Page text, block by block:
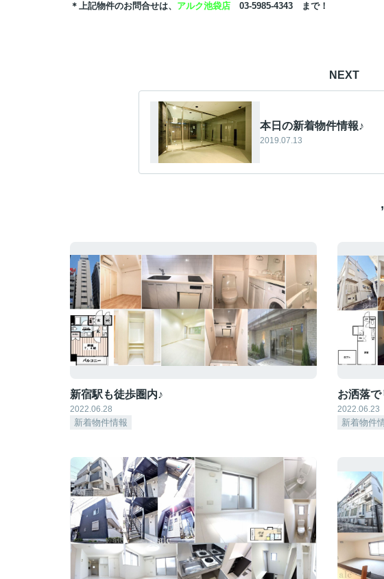
＊上記物件のお問合せは、 アルク池袋店 03-5985-4343 まで！
NEXT
本日の新着物件情報♪
2019.07.13
新宿駅も徒歩圏内♪
2022.06.28
新着物件情報
お洒落で
2022.06.23
新着物件